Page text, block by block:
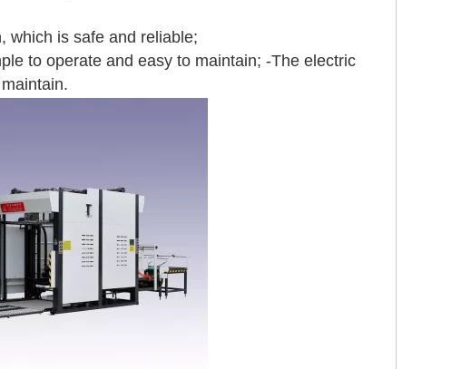
which is safe and reliable;
to operate and easy to maintain; -The electric